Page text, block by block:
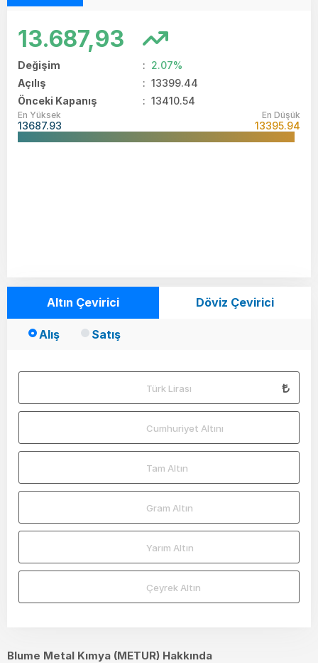
13.687,93
Değişim : 2.07%
Açılış
: 13399.44
Önceki Kapanış
: 13410.54
En Yüksek
13687.93
En Düşük
13395.94
Altın Çevirici Döviz Çevirici
Alış Satış
Türk Lirası
Cumhuriyet Altını
Tam Altın
Gram Altın
Yarım Altın
Çeyrek Altın
Blume Metal Kımya (METUR) Hakkında